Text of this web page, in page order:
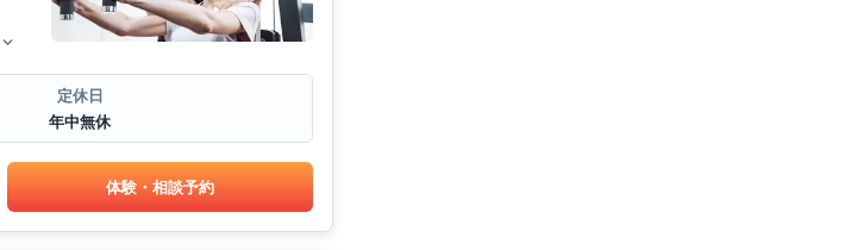
定休日
年中無休
体験・相談予約